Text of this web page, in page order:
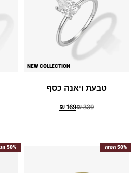
NEW COLLECTION
טבעת ויאנה כסף
₪339
₪169
50% הנחה 50% הנחה